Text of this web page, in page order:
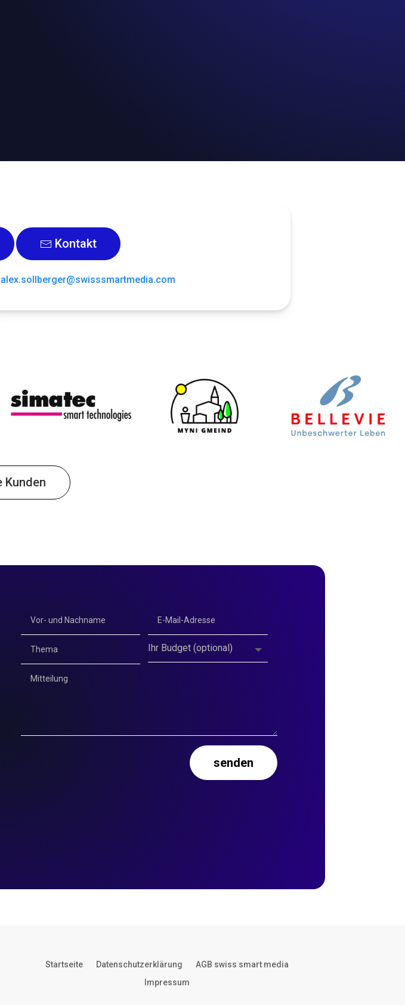
Kontakt
alex.sollberger@swisssmartmedia.com
Kunden
senden
Startseite Datenschutzerklärung
AGB swiss smart media
Impressum